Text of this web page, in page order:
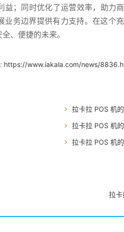
益；同时优化了运营效率，助力
业务边界提供有力支持。在这个
、便捷的未来。
https://www.iakala.com/news/
拉卡拉 POS 机
拉卡拉 POS 机
拉卡拉 POS 机
拉